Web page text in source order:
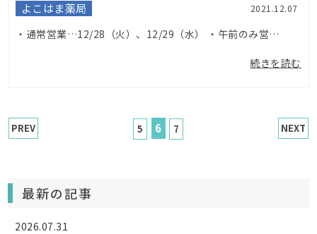
よこはま薬局 2021.12.07
・通常営業…12/28（火）、12/29（水） ・午前のみ営業…12/30（木） ・休 業…12/31（金）、令和4年1/1（土）、1/2（日）、1/3（月）、1/4（火） ご不便ご迷惑おかけ致します。...
続きを読む
PREV 5 6 7 NEXT
最新の記事
2026.07.31